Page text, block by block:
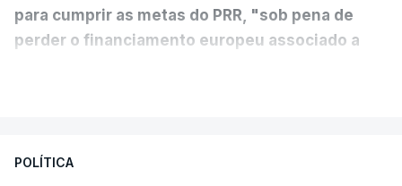
para cumprir as metas do PRR, "sob pena de
perder o financiamento europeu associado a
sistema mais simples, mais justo e transparente".
POLÍTICA